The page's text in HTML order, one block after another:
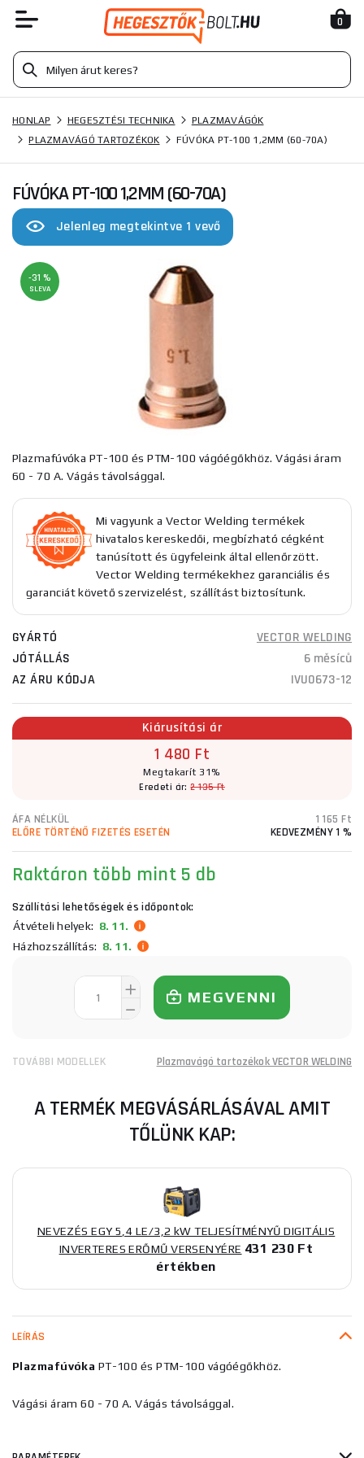
0
HONLAP HEGESZTÉSI TECHNIKA
PLAZMAVÁGÓK
PLAZMAVÁGÓ TARTOZÉKOK
FÚVÓKA PT-100 1,2MM (60-70A)
FÚVÓKA PT-100 1,2MM (60-70A)
Jelenleg megtekintve 1 vevő
-31 %
SLEVA
Plazmafúvóka PT-100 és PTM-100 vágóégőkhöz. Vágási áram
60 - 70 A. Vágás távolsággal.
Mi vagyunk a Vector Welding termékek
hivatalos kereskedői, megbízható cégként
tanúsított és ügyfeleink által ellenőrzött.
Vector Welding termékekhez garanciális és
garanciát követő szervizelést, szállítást biztosítunk.
GYÁRTÓ
VECTOR WELDING
JÓTÁLLÁS
6 měsíců
AZ ÁRU KÓDJA
IVU0673-12
Kiárusítási ár
1 480 Ft
Megtakarít 31%
Eredeti ár:2 135 Ft
ÁFA NÉLKÜL
1 165 Ft
ELŐRE TÖRTÉNŐ FIZETÉS ESETÉN
KEDVEZMÉNY 1 %
Raktáron több mint 5 db
Szállítási lehetőségek és időpontok:
Átvételi helyek: 8. 11.
Házhozszállítás: 8. 11.
MEGVENNI
TOVÁBBI MODELLEK Plazmavágó tartozékok VECTOR WELDING
A TERMÉK MEGVÁSÁRLÁSÁVAL AMIT
TŐLÜNK KAP:
NEVEZÉS EGY 5,4 LE/3,2 kW TELJESÍTMÉNYŰ DIGITÁLIS
INVERTERES ERŐMŰ VERSENYÉRE 431 230 Ft
értékben
LEÍRÁS
Plazmafúvóka PT-100 és PTM-100 vágóégőkhöz.
Vágási áram 60 - 70 A. Vágás távolsággal.